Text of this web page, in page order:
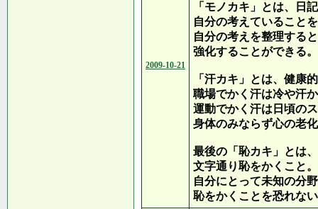
2009-10-21
「モノカキ」とは、日
自分の考えていること
自分の考えを整理する
強化することができる。
「汗カキ」とは、健康
職場でかく汗は冷や汗
運動でかく汗は日頃の
身体のみならず心の老
最後の「恥カキ」とは
文字通り恥をかくこと。
自分にとって未知の分
恥をかくことを恐れな